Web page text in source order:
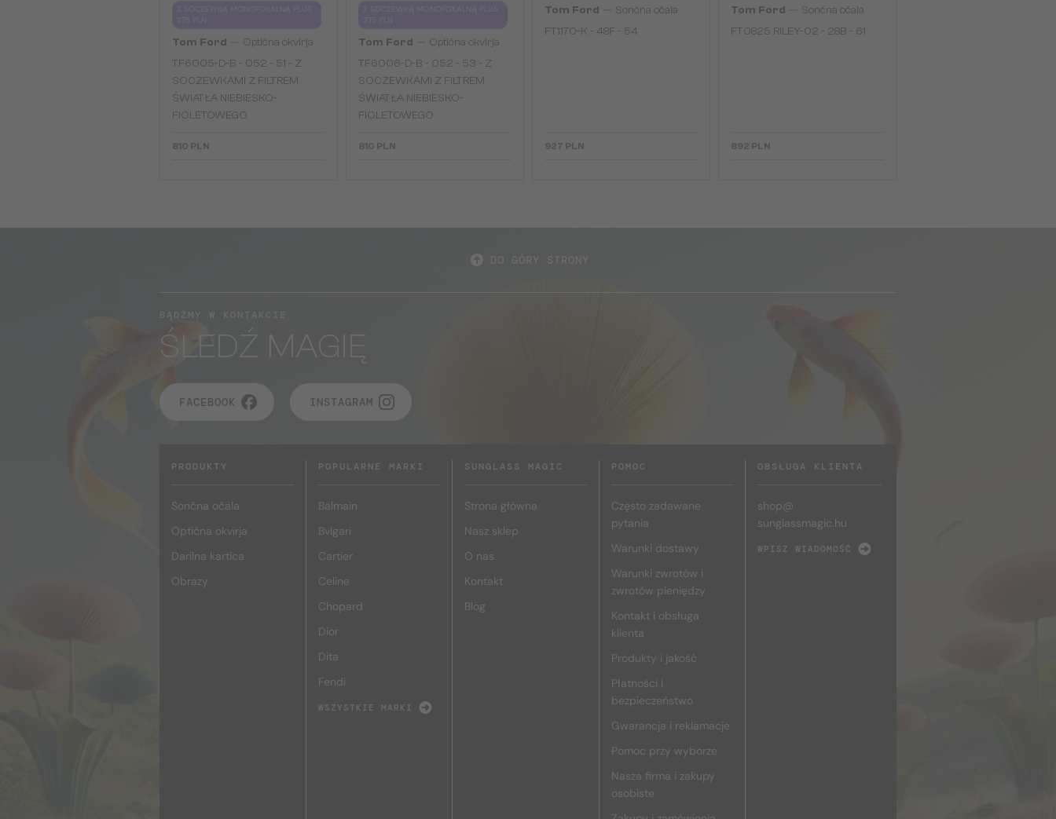
Tom Ford
Optična okvirja
TF6005-D-B - 052 - 51 - Z
SOCZEWKAMI Z FILTREM
ŚWIATŁA NIEBIESKO-
FIOLETOWEGO
810 PLN
Tom Ford
Optična okvirja
TF6006-D-B - 052 - 53 - Z
SOCZEWKAMI Z FILTREM
ŚWIATŁA NIEBIESKO-
FIOLETOWEGO
810 PLN
Tom Ford
Sončna očala
FT1170-K - 48F - 54
927 PLN
Tom Ford
Sončna očala
FT0825 RILEY-02 - 28B - 61
892 PLN
BĄDŹMY W KONTAKCIE
ŚLEDŹ MAGIĘ
FACEBOOK INSTAGRAM
PRODUKTY
Sončna očala
Optična okvirja
Darilna kartica
Obrazy
POPULARNE MARKI
Balmain
Bvlgari
Cartier
Celine
Chopard
Dior
Dita
Fendi
WSZYSTKIE MARKI
SUNGLASS MAGIC
Strona główna
Nasz sklep
O nas
Kontakt
Blog
POMOC
Często zadawane
pytania
Warunki dostawy
Warunki zwrotów i
zwrotów pieniędzy
Kontakt i obsługa
klienta
Produkty i jakość
Płatności i
bezpieczeństwo
Gwarancja i reklamacje
Pomoc przy wyborze
Nasza firma i zakupy
osobiste
OBSŁUGA KLIENTA
shop@
sunglassmagic.hu
WPISZ WIADOMOŚĆ